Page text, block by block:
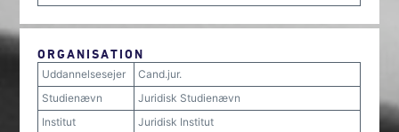
ORGANISATION
Uddannelsesejer
Cand.jur.
Studienævn
Juridisk Studienævn
Institut
Juridisk Institut